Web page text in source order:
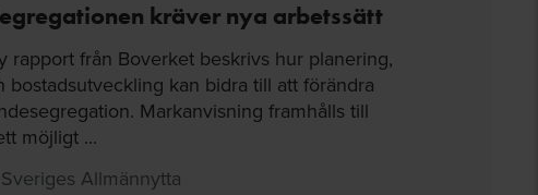
kräver nya arbetssätt
rapport från Boverket beskrivs hur planering,
bostadsutveckling kan bidra till att förändra
Markanvisning framhålls till
möjligt ...
Sveriges Allmännytta